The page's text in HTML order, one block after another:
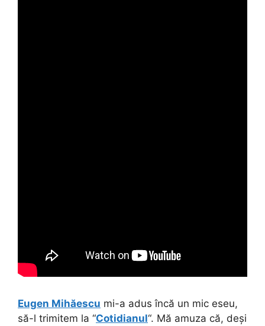
Eugen Mihăescu mi-a adus încă un mic eseu,
să-l trimitem la “Cotidianul“. Mă amuza că, deși